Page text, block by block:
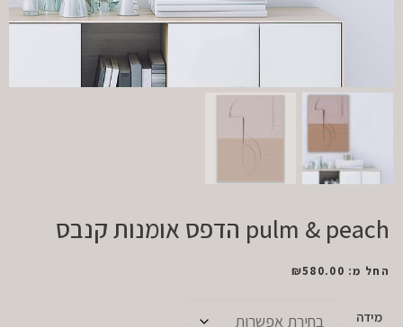
pulm & peach הדפס אומנות קנבס
החל מ: ₪580.00
מידה